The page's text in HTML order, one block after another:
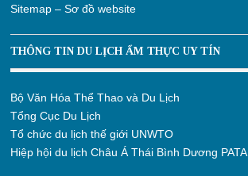
Sitemap – Sơ đồ website
THÔNG TIN DU LỊCH ẨM THỰC UY TÍN
Bộ Văn Hóa Thể Thao và Du Lịch
Tổng Cục Du Lịch
Tổ chức du lịch thế giới UNWTO
Hiệp hội du lịch Châu Á Thái Bình Dương PATA